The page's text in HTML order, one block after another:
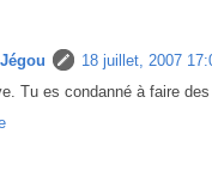
18 juillet, 2007
Tu es condanné à faire